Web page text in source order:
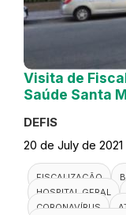
Visita de
Saúde Santa
DEFIS
20 de July de 2021
FISCALIZAÇÃO
HOSPITAL GERAL
CORONAVÍRUS